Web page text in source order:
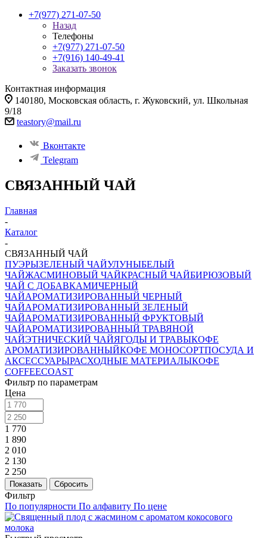
+7(977) 271-07-50
Назад
Телефоны
+7(977) 271-07-50
+7(916) 140-49-41
Заказать звонок
Контактная информация
140180, Московская область, г. Жуковский, ул. Школьная
9/18
teastory@mail.ru
Вконтакте
Telegram
СВЯЗАННЫЙ ЧАЙ
Главная
-
Каталог
-
СВЯЗАННЫЙ ЧАЙ
ПУЭРЫЗЕЛЕНЫЙ ЧАЙУЛУНЫБЕЛЫЙ
ЧАЙЖАСМИНОВЫЙ ЧАЙКРАСНЫЙ ЧАЙБИРЮЗОВЫЙ
ЧАЙ С ДОБАВКАМИЧЕРНЫЙ
ЧАЙАРОМАТИЗИРОВАННЫЙ ЧЕРНЫЙ
ЧАЙАРОМАТИЗИРОВАННЫЙ ЗЕЛЕНЫЙ
ЧАЙАРОМАТИЗИРОВАННЫЙ ФРУКТОВЫЙ
ЧАЙАРОМАТИЗИРОВАННЫЙ ТРАВЯНОЙ
ЧАЙЭТНИЧЕСКИЙ ЧАЙЯГОДЫ И ТРАВЫКОФЕ
АРОМАТИЗИРОВАННЫЙКОФЕ МОНОСОРТПОСУДА И
АКСЕССУАРЫРАСХОДНЫЕ МАТЕРИАЛЫКОФЕ
COFFEECOAST
Фильтр по параметрам
Цена
1 770
1 890
2 010
2 130
2 250
Сбросить
Фильтр
По популярности По алфавиту По цене